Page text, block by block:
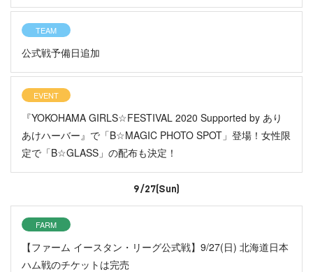
TEAM
公式戦予備日追加
EVENT
『YOKOHAMA GIRLS☆FESTIVAL 2020 Supported by あり
あけハーバー』で「B☆MAGIC PHOTO SPOT」登場！女性限
定で「B☆GLASS」の配布も決定！
9/27(Sun)
FARM
【ファーム イースタン・リーグ公式戦】9/27(日) 北海道日本
ハム戦のチケットは完売